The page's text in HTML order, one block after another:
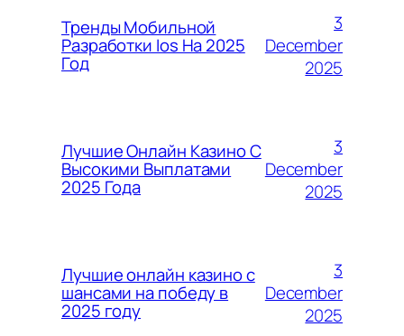
Тренды Мобильной
Разработки Ios На 2025
Год
3
December
2025
Лучшие Онлайн Казино С
Высокими Выплатами
2025 Года
3
December
2025
Лучшие онлайн казино с
шансами на победу в
2025 году
3
December
2025